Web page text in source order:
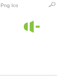
Png Ico